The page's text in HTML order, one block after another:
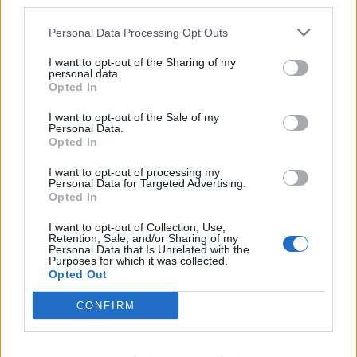
Personal Data Processing Opt Outs
I want to opt-out of the Sharing of my
personal data.
Opted In
I want to opt-out of the Sale of my
Personal Data.
Opted In
I want to opt-out of processing my
Personal Data for Targeted Advertising.
Opted In
I want to opt-out of Collection, Use,
Retention, Sale, and/or Sharing of my
Personal Data that Is Unrelated with the
Purposes for which it was collected.
Opted Out
CONFIRM
ou sensibles.
Si vous cherchez à entretenir ses cheveux
naturellement, sachez que les mêmes principes de
douceur et de choix de produits adaptés s’appliquent
À quelle fréquence faire son double
La fréquence idéale dépend de votre type de peau, de
de maquillage ou de crème solaire. En règle générale
Le soir :le double nettoyage est le plus utile, pour
débarrasser la peau de tout ce qu’elle a accumulé
dans la journée.